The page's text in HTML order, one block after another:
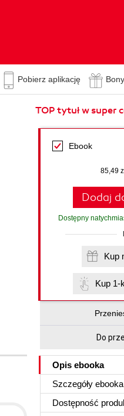
Pobierz aplikację Bony
TOP tytuł w super
Ebook
85,49
Dodaj
Dostępny
Kup 1-
Do
Opis ebooka
Szczegóły ebooka
Dostępność